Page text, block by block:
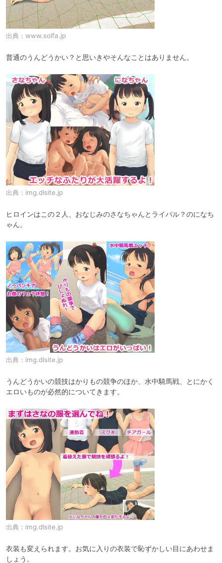
出典： www.solfa.jp
普通のうんどうかい？と思いきやそんなことはありません。
出典： img.dlsite.jp
ヒロインはこの２人、おなじみのさなちゃんとライバル？のになち
ゃん。
出典： img.dlsite.jp
うんどうかいの競技はかりもの競争のほか、水中騎馬戦、とにかく
エロいものが必然的についてきます。
出典： img.dlsite.jp
衣装も変えられます。お気に入りの衣装で恥ずかしい目にあわせま
しょう。